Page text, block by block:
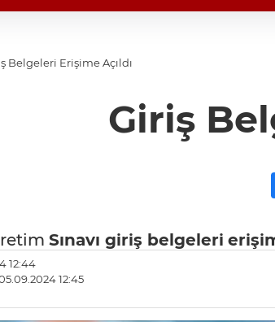
Belgeleri Erişime Açıldı
Giriş
Sınavı giriş belgeleri
12:44
12:45